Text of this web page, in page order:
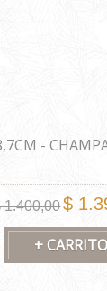
-
1.400,00$